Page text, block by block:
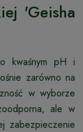
'Geisha
kwaśnym pH i
zarówno na
w wyborze
ale w
zabezpieczenie